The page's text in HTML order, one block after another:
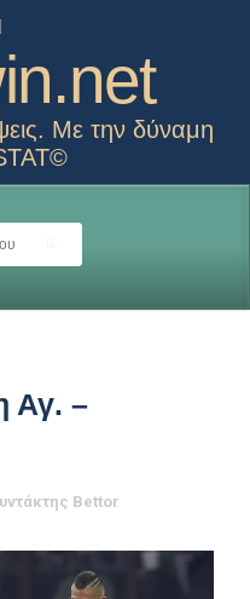
Με την δύναμη
Αγ. –
Bettor